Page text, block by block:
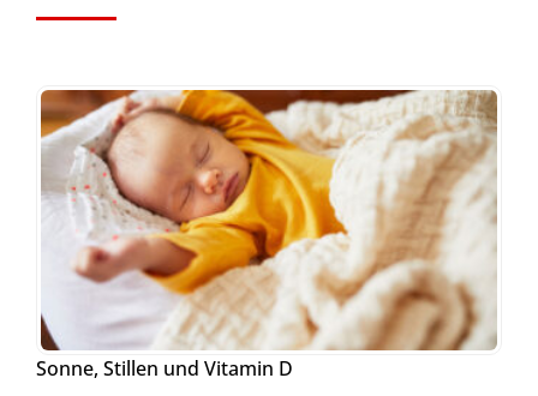
Sonne, Stillen und Vitamin D